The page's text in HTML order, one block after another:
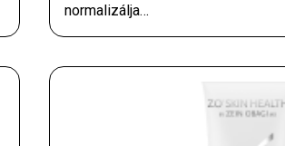
normalizálja…